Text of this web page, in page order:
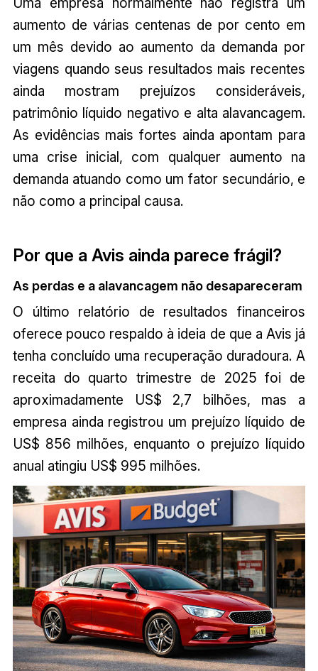
aumento de várias centenas de por cento em
um mês devido ao aumento da demanda por
viagens quando seus resultados mais recentes
ainda mostram prejuízos consideráveis,
patrimônio líquido negativo e alta alavancagem.
As evidências mais fortes ainda apontam para
uma crise inicial, com qualquer aumento na
demanda atuando como um fator secundário, e
não como a principal causa.
Por que a Avis ainda parece frágil?
As perdas e a alavancagem não desapareceram
O último relatório de resultados financeiros
oferece pouco respaldo à ideia de que a Avis já
tenha concluído uma recuperação duradoura. A
receita do quarto trimestre de 2025 foi de
aproximadamente US$ 2,7 bilhões, mas a
empresa ainda registrou um prejuízo líquido de
US$ 856 milhões, enquanto o prejuízo líquido
anual atingiu US$ 995 milhões.